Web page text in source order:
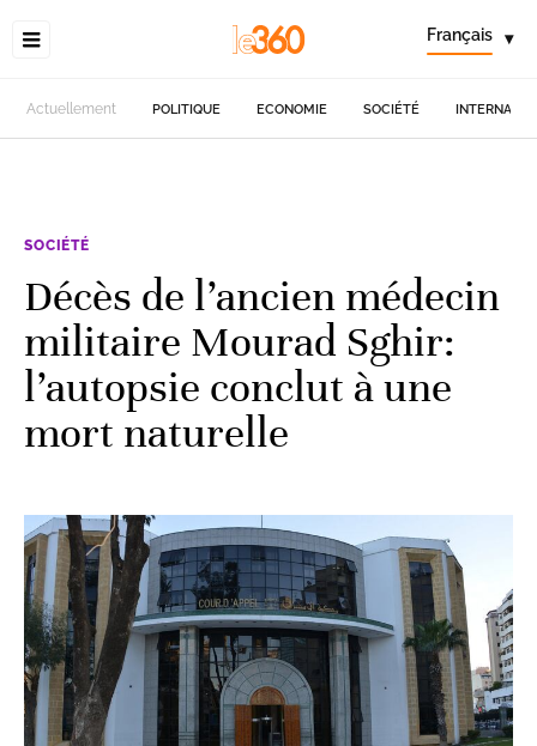
Français ▾
Actuellement POLITIQUE ECONOMIE SOCIÉTÉ
SOCIÉTÉ
Décès de l’ancien médecin
militaire Mourad Sghir:
l’autopsie conclut à une
mort naturelle